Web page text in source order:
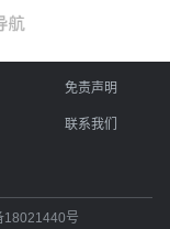
免责声明
联系我们
18021440号